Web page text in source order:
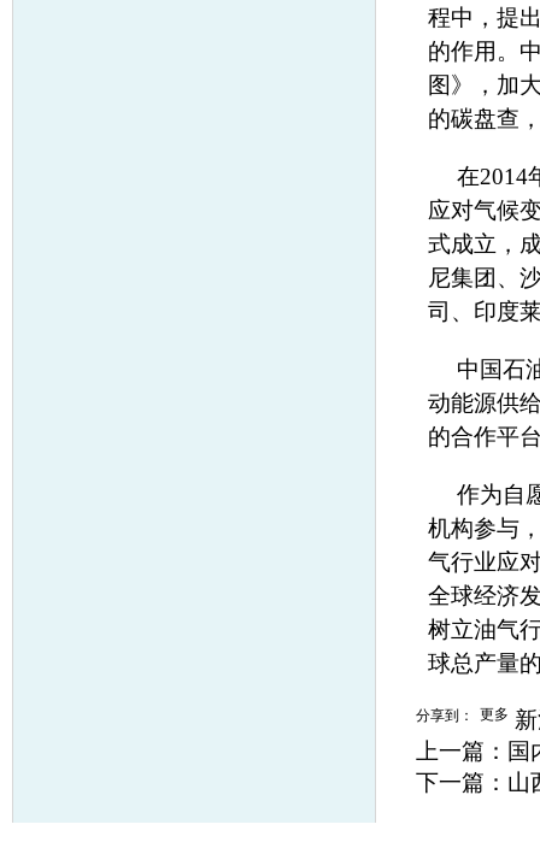
程中，提
的作用。
图》，加
的碳盘查
在2014
应对气候
式成立，
尼集团、
司、印度
中国石
动能源供
的合作平
作为自
机构参与
气行业应
全球经济
树立油气
球总产量
分享到： 更多
上一篇： 国
下一篇： 山